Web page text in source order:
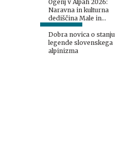
Ogenj v Alpah 2026:
Naravna in kulturna
dediščina Male in
Velike planine
Dobra novica o stanju
legende slovenskega
alpinizma